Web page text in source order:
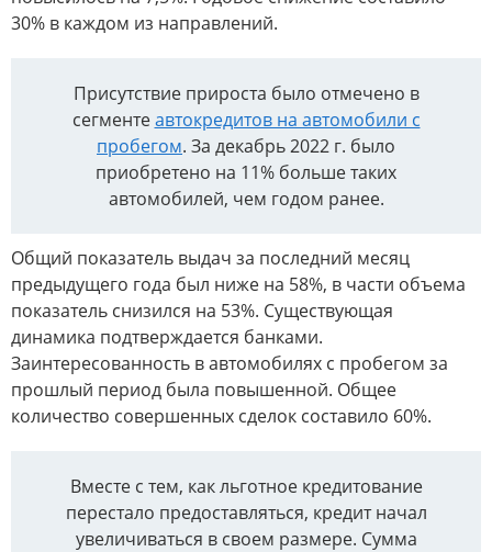
30% в каждом из направлений.
Присутствие прироста было отмечено в
сегментеавтокредитов на автомобили с
пробегом. За декабрь 2022 г. было
приобретено на 11% больше таких
автомобилей, чем годом ранее.
Общий показатель выдач за последний месяц
предыдущего года был ниже на 58%, в части объема
показатель снизился на 53%. Существующая
динамика подтверждается банками.
Заинтересованность в автомобилях с пробегом за
прошлый период была повышенной. Общее
количество совершенных сделок составило 60%.
Вместе с тем, как льготное кредитование
перестало предоставляться, кредит начал
увеличиваться в своем размере. Сумма